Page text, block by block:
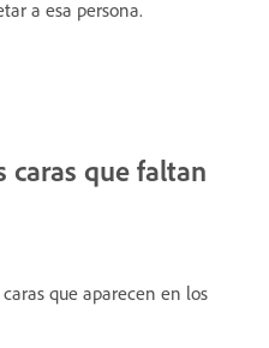
a esa persona.
caras que faltan
que aparecen en los